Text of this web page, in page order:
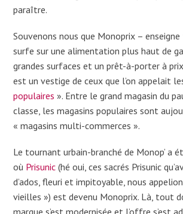
paraître.
Souvenons nous que Monoprix –
surfe sur une alimentation plus haut de
grandes surfaces et un prêt-à-porter à
est un vestige de ceux que l’on appelait
populaires ». Entre le grand magasin du
classe, les magasins populaires sont
« magasins multi-commerces ».
Le tournant urbain-branché de Monop’ a
où Prisunic (hé oui, ces sacrés Prisunic
d’ados, fleuri et impitoyable, nous
vieilles ») est devenu Monoprix. Là, tout